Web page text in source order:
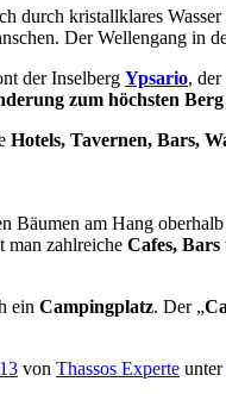
durch kristallklares
Der Wellengang in
der Inselberg Ypsario,
zum höchsten Berg
Hotels, Tavernen, Bars,
Bäumen am Hang oberhalb
man zahlreiche Cafes, Bars
ein Campingplatz. Der „
von Thassos Experte unter